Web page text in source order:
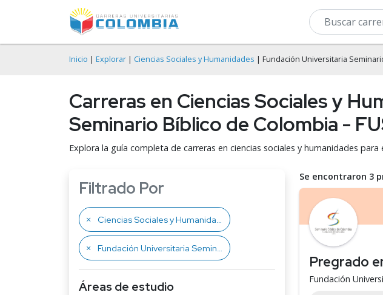
Inicio | Explorar | Ciencias Sociales y Humanidades | Fundación Universitaria
Carreras en Ciencias Sociales y
Seminario Bíblico de Colombia -
Explora la guía completa de carreras en ciencias sociales y humanidades
Filtrado Por
Ciencias Sociales y Humanidades
Fundación Universitaria Seminario Bíblico de Colombia
Áreas de estudio
Se encontraron 3
Pregrado
Fundación